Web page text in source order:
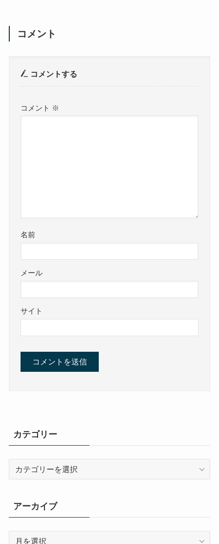
コメント
コメントする
コメント ※
名前
メール
サイト
カテゴリー
リ
ー
アーカイブ